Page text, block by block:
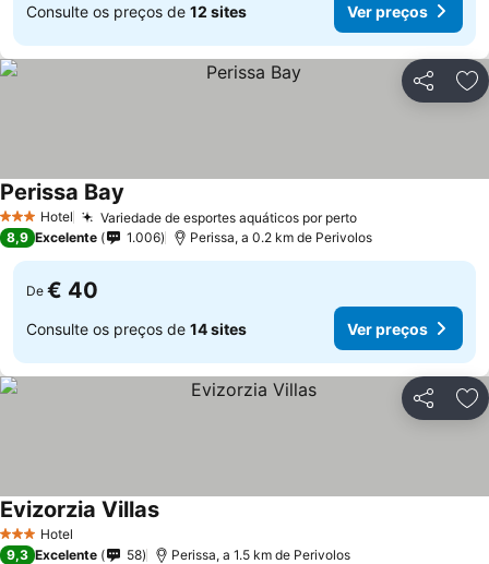
Consulte os preços de 12 sites Ver preços
Partilhar
3 EstrelasHotel Variedade de esportes aquáticos por perto
Perissa Bay
8,9 Excelente 1.006 Perissa, a 0.2 km de Perivolos
De € 40
Consulte os preços de 14 sites Ver preços
Partilhar
3 EstrelasHotel
Evizorzia Villas
9,3 Excelente 58 Perissa, a 1.5 km de Perivolos